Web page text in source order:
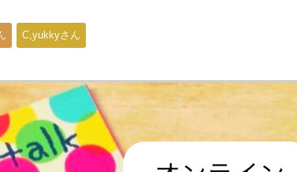
C,yukkyさん